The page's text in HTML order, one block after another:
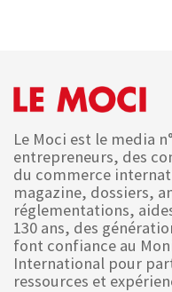
Le Moci est le media
entrepreneurs, des
du commerce
magazine, dossiers,
réglementations,
130 ans, des
font confiance au
International pour
ressources et